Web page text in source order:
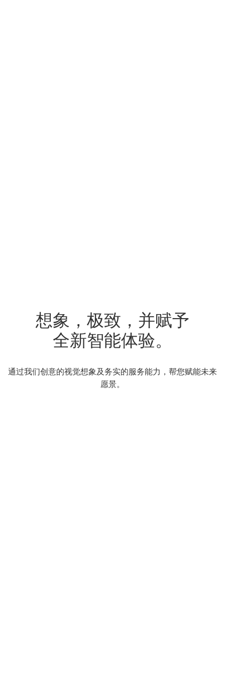
想象，极致，并赋予
全新智能体验。
通过我们创意的视觉想象及务实的服务能力，帮您赋能未来
愿景。